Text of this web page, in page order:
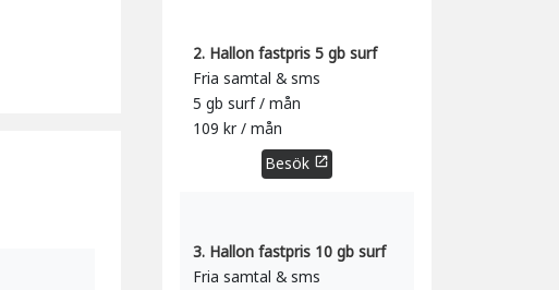
2. Hallon fastpris 5 gb surf
Fria samtal & sms
5 gb surf / mån
109 kr / mån
Besök open_in_new
3. Hallon fastpris 10 gb surf
Fria samtal & sms